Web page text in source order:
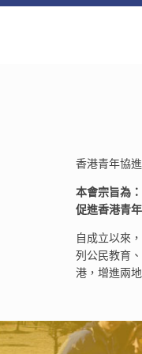
香港青年協
本會宗旨為
促進香港青
自成立以來
列公民教育
港，增進兩